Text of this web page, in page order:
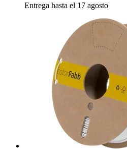
Entrega hasta el 17 agosto